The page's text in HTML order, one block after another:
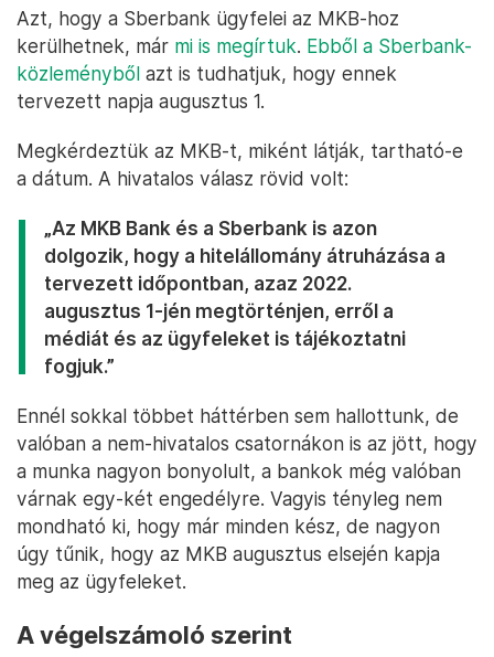
Azt, hogy a Sberbank ügyfelei az MKB-hoz
kerülhetnek, már mi is megírtuk. Ebből a Sberbank-
közleményből azt is tudhatjuk, hogy ennek
tervezett napja augusztus 1.
Megkérdeztük az MKB-t, miként látják, tartható-e
a dátum. A hivatalos válasz rövid volt:
„Az MKB Bank és a Sberbank is azon
dolgozik, hogy a hitelállomány átruházása a
tervezett időpontban, azaz 2022.
augusztus 1-jén megtörténjen, erről a
médiát és az ügyfeleket is tájékoztatni
fogjuk.”
Ennél sokkal többet háttérben sem hallottunk, de
valóban a nem-hivatalos csatornákon is az jött, hogy
a munka nagyon bonyolult, a bankok még valóban
várnak egy-két engedélyre. Vagyis tényleg nem
mondható ki, hogy már minden kész, de nagyon
úgy tűnik, hogy az MKB augusztus elsején kapja
meg az ügyfeleket.
A végelszámoló szerint